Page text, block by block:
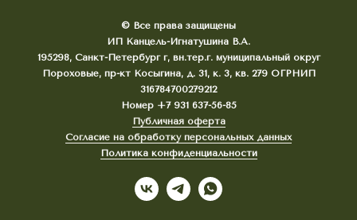
© Все права защищены
ИП Канцель-Игнатушина В.А.
195298, Санкт-Петербург г, вн.тер.г. муниципальный округ
Пороховые, пр-кт Косыгина, д. 31, к. 3, кв. 279 ОГРНИП
316784700279212
Номер +7 931 637-56-85
Публичная оферта
Согласие на обработку персональных данных
Политика конфиденциальности